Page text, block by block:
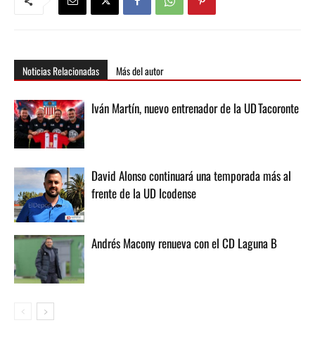
Noticias Relacionadas Más del autor
Iván Martín, nuevo entrenador de la UD Tacoronte
David Alonso continuará una temporada más al
frente de la UD Icodense
Andrés Macony renueva con el CD Laguna B